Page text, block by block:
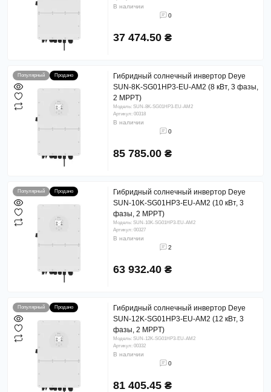
В наличии
0
37 474.50 ₴
Популярный Продано
Гибридный солнечный инвертор Deye
SUN-8K-SG01HP3-EU-AM2 (8 кВт, 3 фазы,
2 MPPT)
Модель: SUN-8K-SG01HP3-EU-AM2
Артикул: 00318
В наличии
0
85 785.00 ₴
Популярный Продано
Гибридный солнечный инвертор Deye
SUN-10K-SG01HP3-EU-AM2 (10 кВт, 3
фазы, 2 MPPT)
Модель: SUN-10K-SG01HP3-EU-AM2
Артикул: 00327
В наличии
2
63 932.40 ₴
Популярный Продано
Гибридный солнечный инвертор Deye
SUN-12K-SG01HP3-EU-AM2 (12 кВт, 3
фазы, 2 MPPT)
Модель: SUN-12K-SG01HP3-EU-AM2
Артикул: 00332
В наличии
0
81 405.45 ₴